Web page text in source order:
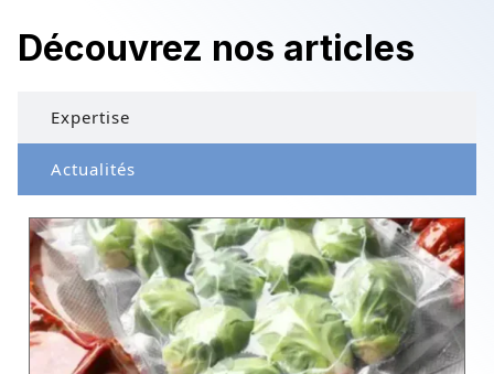
Découvrez nos articles
Expertise
Actualités